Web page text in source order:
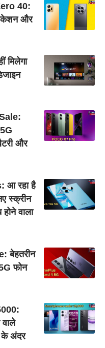
40:
और
मिलेगा
और
आ रहा है
स्क्रीन
वाला
बेहतरीन
फोन
के अंदर